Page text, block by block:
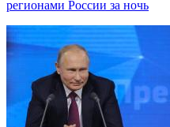
регионами России за ночь